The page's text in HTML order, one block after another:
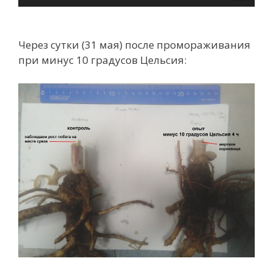
Через сутки (31 мая) после промораживания
при минус 10 градусов Цельсия: